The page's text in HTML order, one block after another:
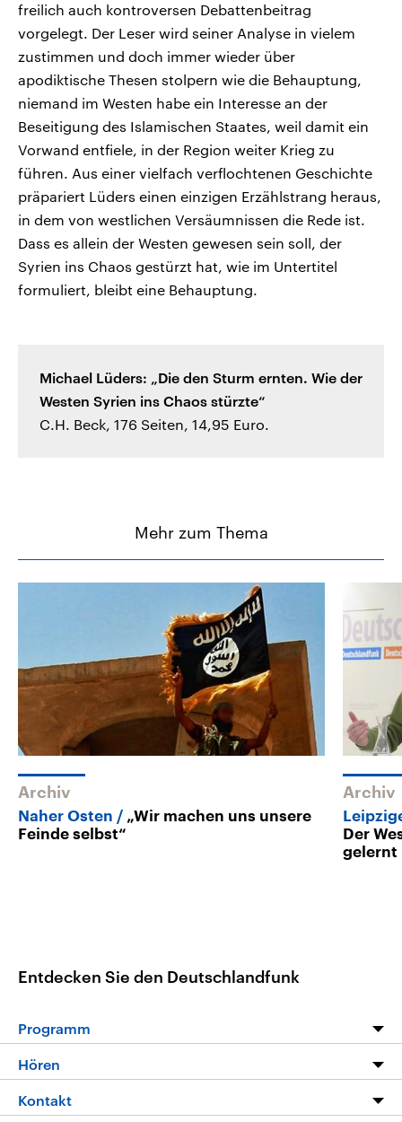
freilich auch kontroversen Debattenbeitrag
vorgelegt. Der Leser wird seiner Analyse in vielem
zustimmen und doch immer wieder über
apodiktische Thesen stolpern wie die Behauptung,
niemand im Westen habe ein Interesse an der
Beseitigung des Islamischen Staates, weil damit ein
Vorwand entfiele, in der Region weiter Krieg zu
führen. Aus einer vielfach verflochtenen Geschichte
präpariert Lüders einen einzigen Erzählstrang heraus,
in dem von westlichen Versäumnissen die Rede ist.
Dass es allein der Westen gewesen sein soll, der
Syrien ins Chaos gestürzt hat, wie im Untertitel
formuliert, bleibt eine Behauptung.
Michael Lüders: „Die den Sturm ernten. Wie der
Westen Syrien ins Chaos stürzte“
C.H. Beck, 176 Seiten, 14,95 Euro.
Mehr zum Thema
Archiv
Naher Osten
„Wir machen uns unsere
Feinde selbst“
Archiv
Der
gelernt
Entdecken Sie den Deutschlandfunk
Programm
Programm
Die Nachrichten
Hören
Livestream
Kontakt